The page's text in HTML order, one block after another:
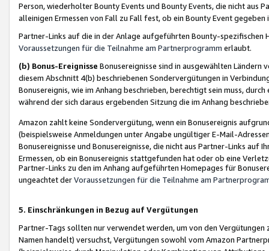
Person, wiederholter Bounty Events und Bounty Events, die nicht
alleinigen Ermessen von Fall zu Fall fest, ob ein Bounty Event
Partner-Links auf die in der Anlage aufgeführten Bounty-spezifischen
Voraussetzungen für die Teilnahme am Partnerprogramm erlaubt.
(b) Bonus-Ereignisse Bonusereignisse sind in ausgewählten Ländern
diesem Abschnitt 4(b) beschriebenen Sondervergütungen in
Bonusereignis, wie im Anhang beschrieben, berechtigt sein muss,
während der sich daraus ergebenden Sitzung die im Anhang
Amazon zahlt keine Sondervergütung, wenn ein Bonusereignis
(beispielsweise Anmeldungen unter Angabe ungültiger E-Mail-
Bonusereignisse und Bonusereignisse, die nicht aus Partner-Links auf
Ermessen, ob ein Bonusereignis stattgefunden hat oder ob eine
Partner-Links zu den im Anhang aufgeführten Homepages für
ungeachtet derVoraussetzungen für die Teilnahme am
5. Einschränkungen in Bezug auf Vergütungen
Partner-Tags sollten nur verwendet werden, um von den
Namen handelt) versuchst, Vergütungen sowohl vom Amazon